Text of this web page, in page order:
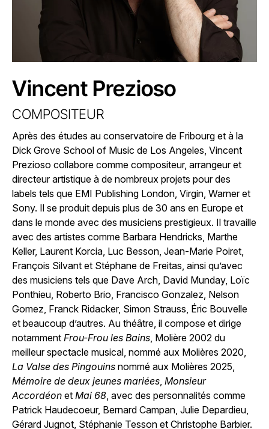
Vincent Prezioso
COMPOSITEUR
Après des études au conservatoire de Fribourg et à la
Dick Grove School of Music de Los Angeles, Vincent
Prezioso collabore comme compositeur, arrangeur et
directeur artistique à de nombreux projets pour des
labels tels que EMI Publishing London, Virgin, Warner et
Sony. Il se produit depuis plus de 30 ans en Europe et
dans le monde avec des musiciens prestigieux. Il travaille
avec des artistes comme Barbara Hendricks, Marthe
Keller, Laurent Korcia, Luc Besson, Jean-Marie Poiret,
François Silvant et Stéphane de Freitas, ainsi qu’avec
des musiciens tels que Dave Arch, David Munday, Loïc
Ponthieu, Roberto Brio, Francisco Gonzalez, Nelson
Gomez, Franck Ridacker, Simon Strauss, Éric Bouvelle
et beaucoup d’autres. Au théâtre, il compose et dirige
notamment Frou-Frou les Bains , Molière 2002 du
meilleur spectacle musical, nommé aux Molières 2020,
La Valse des Pingouins nommé aux Molières 2025,
Mémoire de deux jeunes mariées Monsieur
Accordéon et Mai 68 , avec des personnalités comme
Patrick Haudecoeur, Bernard Campan, Julie Depardieu,
Gérard Jugnot, Stéphanie Tesson et Christophe Barbier.